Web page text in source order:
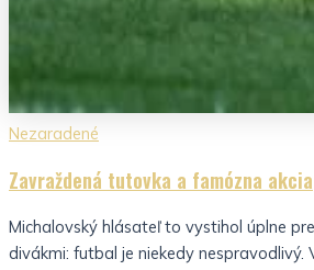
Nezaradené
Zavraždená tutovka a famózna akcia
Michalovský hlásateľ to vystihol úplne
divákmi: futbal je niekedy nespravodlivý.